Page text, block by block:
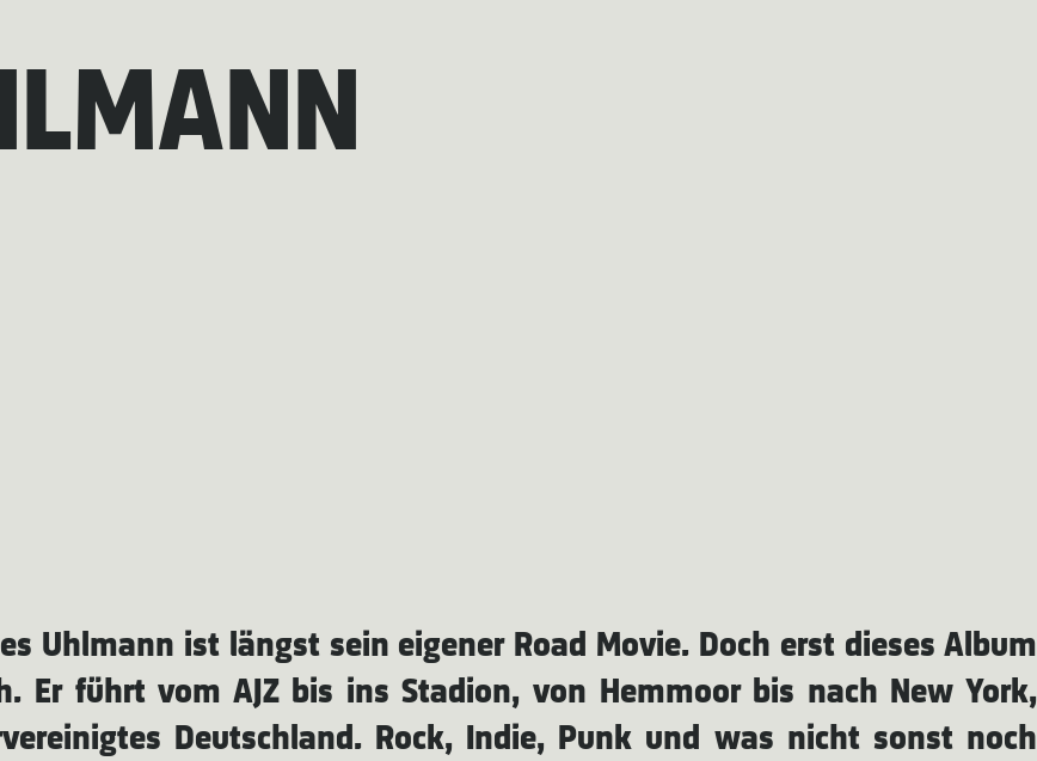
Uhlmann ist längst sein eigener Road Movie. Doch erst dieses Album
Er führt vom AJZ bis ins Stadion, von Hemmoor bis nach New York,
Deutschland. Rock, Indie, Punk und was nicht sonst noch